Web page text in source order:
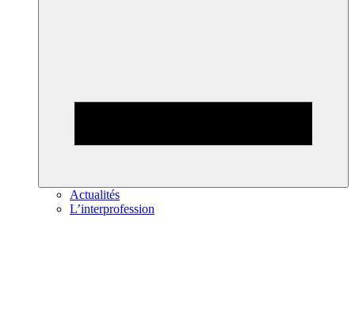
Actualités
L’interprofession